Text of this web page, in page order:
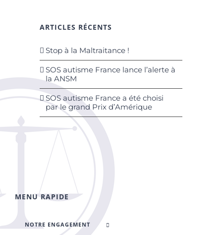
ARTICLES RÉCENTS
Stop à la Maltraitance !
SOS autisme France lance l’alerte à
la ANSM
SOS autisme France a été choisi
par le grand Prix d’Amérique
MENU RAPIDE
NOTRE ENGAGEMENT